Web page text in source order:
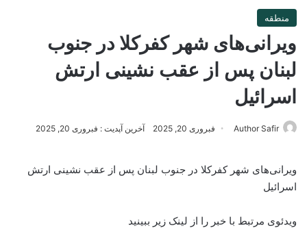
منطقه
ویرانی‌های شهر کفرکلا در جنوب
لبنان پس از عقب نشینی ارتش
اسرائیل
Author Safir فبروری 20, 2025 آخرین آپدیت : فبروری 20, 2025
ویرانی‌های شهر کفرکلا در جنوب لبنان پس از عقب نشینی ارتش
اسرائیل
ویدئوی مرتبط با خبر را از لینک زیر ببینید